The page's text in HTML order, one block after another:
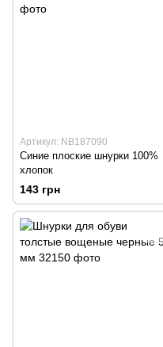
Артикул: NB187090
Синие плоские шнурки 100%
хлопок
143 грн